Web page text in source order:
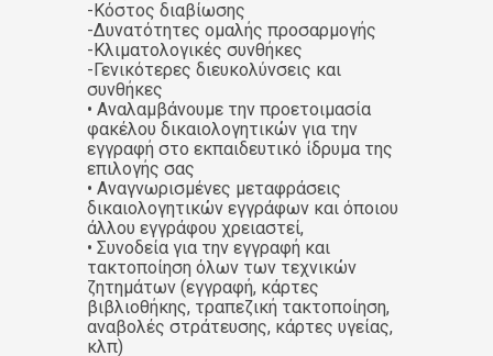
-Κόστος διαβίωσης
-Δυνατότητες ομαλής προσαρμογής
-Κλιματολογικές συνθήκες
-Γενικότερες διευκολύνσεις και
συνθήκες
• Αναλαμβάνουμε την προετοιμασία
φακέλου δικαιολογητικών για την
εγγραφή στο εκπαιδευτικό ίδρυμα της
επιλογής σας
• Αναγνωρισμένες μεταφράσεις
δικαιολογητικών εγγράφων και όποιου
άλλου εγγράφου χρειαστεί,
• Συνοδεία για την εγγραφή και
τακτοποίηση όλων των τεχνικών
ζητημάτων (εγγραφή, κάρτες
βιβλιοθήκης, τραπεζική τακτοποίηση,
αναβολές στράτευσης, κάρτες υγείας,
κλπ)